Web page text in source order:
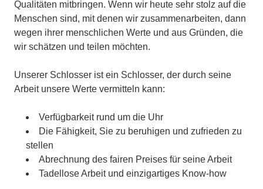
Qualitäten mitbringen. Wenn wir heute sehr stolz auf die
Menschen sind, mit denen wir zusammenarbeiten, dann
wegen ihrer menschlichen Werte und aus Gründen, die
wir schätzen und teilen möchten.
Unserer Schlosser ist ein Schlosser, der durch seine
Arbeit unsere Werte vermitteln kann:
Verfügbarkeit rund um die Uhr
Die Fähigkeit, Sie zu beruhigen und zufrieden zu
stellen
Abrechnung des fairen Preises für seine Arbeit
Tadellose Arbeit und einzigartiges Know-how